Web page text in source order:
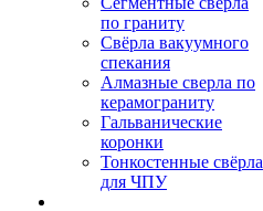
по граниту
Свёрла вакуумного
спекания
Алмазные сверла по
керамограниту
Гальванические
коронки
Тонкостенные свёрла
для ЧПУ